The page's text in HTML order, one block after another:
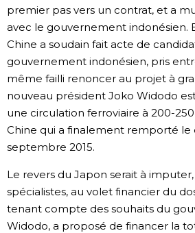
premier pas vers un contrat, et a
avec le gouvernement indonésien.
Chine a soudain fait acte de
gouvernement indonésien, pris
même failli renoncer au projet à
nouveau président Joko Widodo
une circulation ferroviaire à 200-250
Chine qui a finalement remporté le
septembre 2015.
Le revers du Japon serait à imputer,
spécialistes, au volet financier du
tenant compte des souhaits du
Widodo, a proposé de financer la